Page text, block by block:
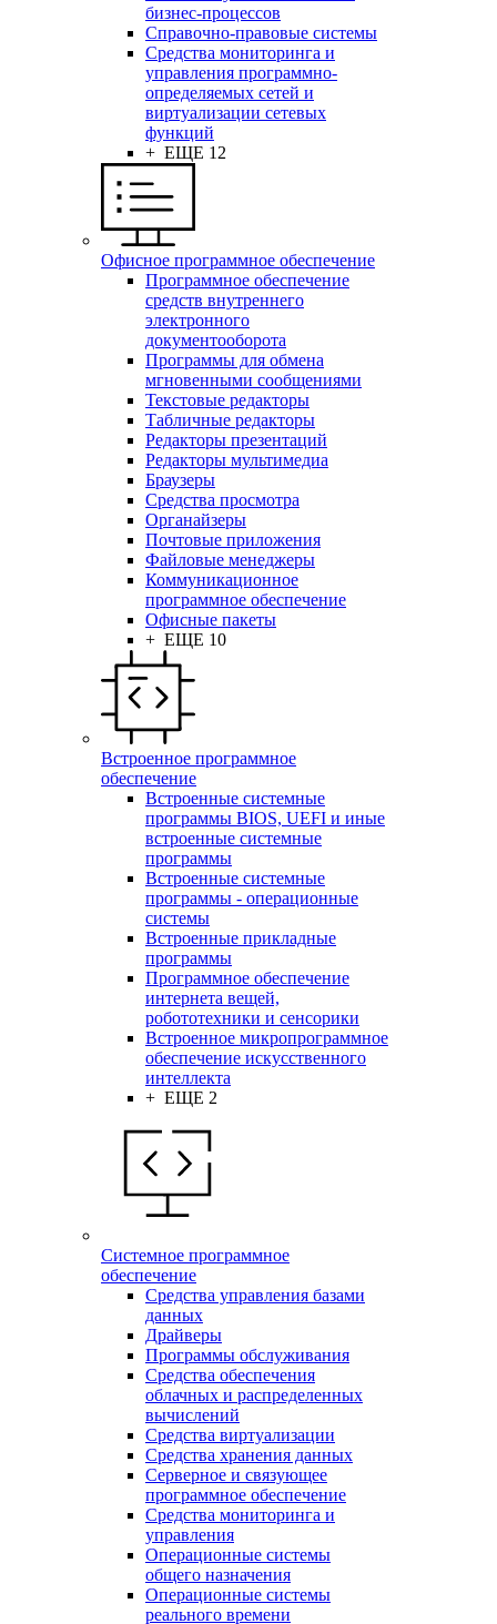
бизнес-процессов
Справочно-правовые системы
Средства мониторинга и
управления программно-
определяемых сетей и
виртуализации сетевых
функций
+ ЕЩЕ 12
Офисное программное обеспечение
Программное обеспечение
средств внутреннего
электронного
документооборота
Программы для обмена
мгновенными сообщениями
Текстовые редакторы
Табличные редакторы
Редакторы презентаций
Редакторы мультимедиа
Браузеры
Средства просмотра
Органайзеры
Почтовые приложения
Файловые менеджеры
Коммуникационное
программное обеспечение
Офисные пакеты
+ ЕЩЕ 10
Встроенное программное
обеспечение
Встроенные системные
программы BIOS, UEFI и иные
встроенные системные
программы
Встроенные системные
программы - операционные
системы
Встроенные прикладные
программы
Программное обеспечение
интернета вещей,
робототехники и сенсорики
Встроенное микропрограммное
обеспечение искусственного
интеллекта
+ ЕЩЕ 2
Системное программное
обеспечение
Средства управления базами
данных
Драйверы
Программы обслуживания
Средства обеспечения
облачных и распределенных
вычислений
Средства виртуализации
Средства хранения данных
Серверное и связующее
программное обеспечение
Средства мониторинга и
управления
Операционные системы
общего назначения
Операционные системы
реального времени